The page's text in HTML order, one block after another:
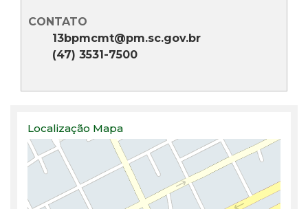
CONTATO
13bpmcmt@pm.sc.gov.br
(47) 3531-7500
Localização Mapa